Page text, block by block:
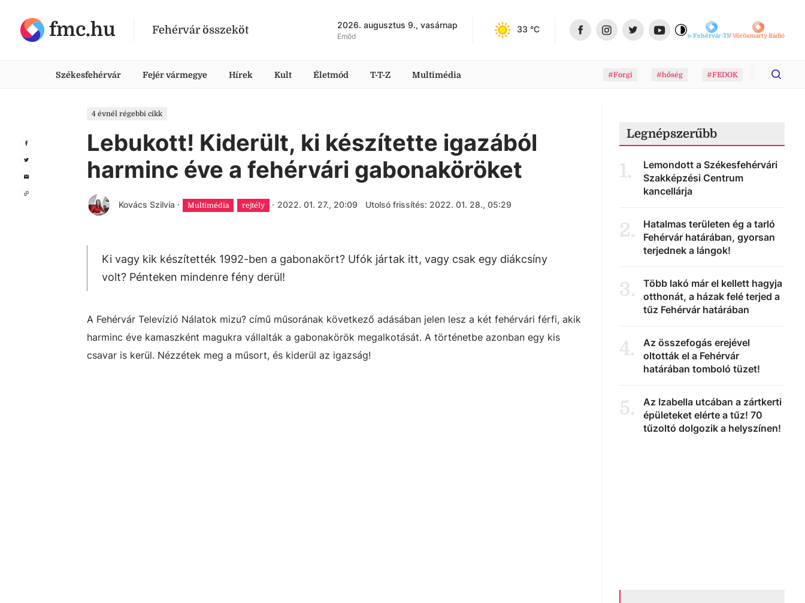
fmc.hu Fehérvár összeköt 2026. augusztus 9., vasárnap
Emőd
33 °C
Fehérvár-TVVörösmarty Rádió
Székesfehérvár Fejér vármegye Hírek Kult Életmód T-T-Z Multimédia #Forgi #hőség #FEDOK
4 évnél régebbi cikk
Lebukott! Kiderült, ki készítette igazából
harminc éve a fehérvári gabonaköröket
Kovács Szilvia · Multimédia rejtély · 2022. 01. 27., 20:09 Utolsó frissítés: 2022. 01. 28., 05:29
Ki vagy kik készítették 1992-ben a gabonakört? Ufók jártak itt, vagy csak egy diákcsíny
volt? Pénteken mindenre fény derül!
A Fehérvár Televízió Nálatok mizu? című műsorának következő adásában jelen lesz a két fehérvári férfi, akik
harminc éve kamaszként magukra vállalták a gabonakörök megalkotását. A történetbe azonban egy kis
csavar is kerül. Nézzétek meg a műsort, és kiderül az igazság!
Legnépszerűbb
1.
Lemondott a Székesfehérvári
Szakképzési Centrum
kancellárja
2.
Hatalmas területen ég a tarló
Fehérvár határában, gyorsan
terjednek a lángok!
3.
Több lakó már el kellett hagyja
otthonát, a házak felé terjed a
tűz Fehérvár határában
4.
Az összefogás erejével
oltották el a Fehérvár
határában tomboló tüzet!
5.
Az Izabella utcában a zártkerti
épületeket elérte a tűz! 70
tűzoltó dolgozik a helyszínen!